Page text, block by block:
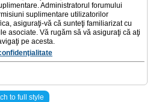
Administratorul forumului
suplimentare utilizatorilor
asiguraţi-vă că sunteţi familiarizat cu
asociate. Vă rugăm să vă asiguraţi că aţi
pe acesta.
to full style